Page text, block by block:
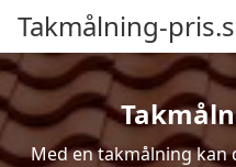
Takmålning-
Med en takmålning kan